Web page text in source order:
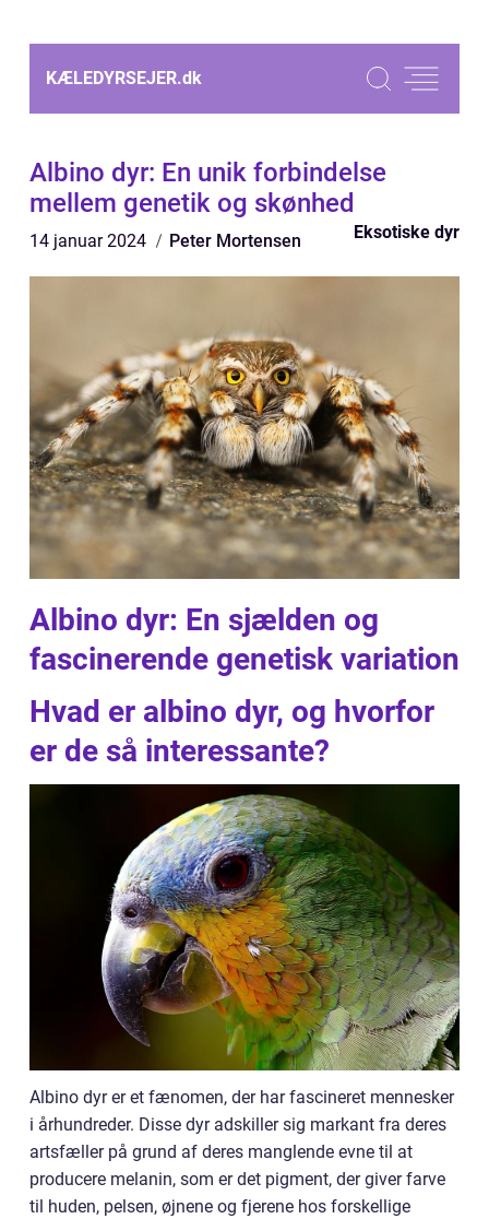
KÆLEDYRSEJER.dk
Albino dyr: En unik forbindelse
mellem genetik og skønhed
14 januar 2024 Peter Mortensen Eksotiske dyr
Albino dyr: En sjælden og
fascinerende genetisk variation
Hvad er albino dyr, og hvorfor
er de så interessante?
Albino dyr er et fænomen, der har fascineret mennesker
i århundreder. Disse dyr adskiller sig markant fra deres
artsfæller på grund af deres manglende evne til at
producere melanin, som er det pigment, der giver farve
til huden, pelsen, øjnene og fjerene hos forskellige